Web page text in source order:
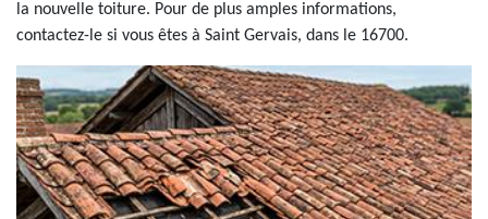
la nouvelle toiture. Pour de plus amples informations,
contactez-le si vous êtes à Saint Gervais, dans le 16700.